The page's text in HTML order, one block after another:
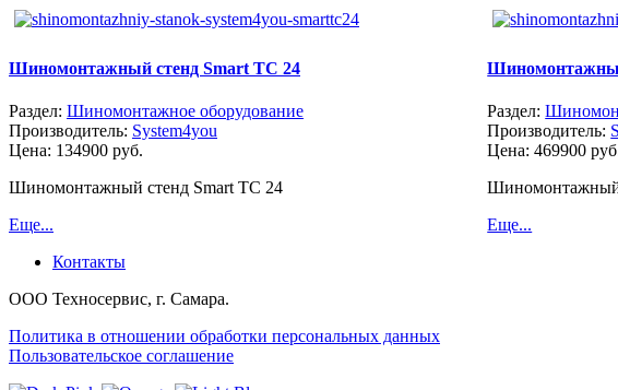
Шиномонтажный стенд Smart TC 24
Раздел: Шиномонтажное оборудование
Производитель: System4you
Цена: 134900 руб.
Шиномонтажный стенд Smart TC 24
Еще...
Раздел:
Производитель:
Цена:469900
Шиномонтажный
Еще...
Контакты
ООО Техносервис, г. Самара.
Политика в отношении обработки персональных данных
Пользовательское соглашение